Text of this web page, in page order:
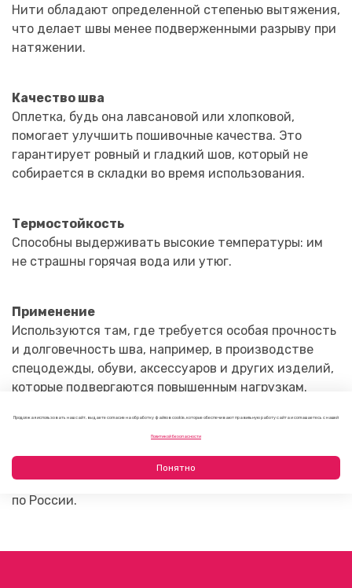
Нити обладают определенной степенью вытяжения,
что делает швы менее подверженными разрыву при
натяжении.
Качество шва
Оплетка, будь она лавсановой или хлопковой,
помогает улучшить пошивочные качества. Это
гарантирует ровный и гладкий шов, который не
собирается в складки во время использования.
Термостойкость
Способны выдерживать высокие температуры: им
не страшны горячая вода или утюг.
Применение
Используются там, где требуется особая прочность
и долговечность шва, например, в производстве
спецодежды, обуви, аксессуаров и других изделий,
которые подвергаются повышенным нагрузкам.
решение для производства высококачественных,
прочных и долговечных изделий. На нашем сайте вы
можетезаказатьих оптом и в розницу, с доставкой
по России.
Продолжая использовать наш сайт, вы даете согласие на обработку файлов cookie, которые обеспечивают правильную работу сайта и соглашаетесь с нашей
Политикой безопасности
Понятно